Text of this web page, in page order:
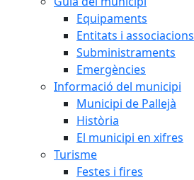
Equipaments
Entitats i associacions
Subministraments
Emergències
Informació del municipi
Municipi de Pallejà
Història
El municipi en xifres
Turisme
Festes i fires